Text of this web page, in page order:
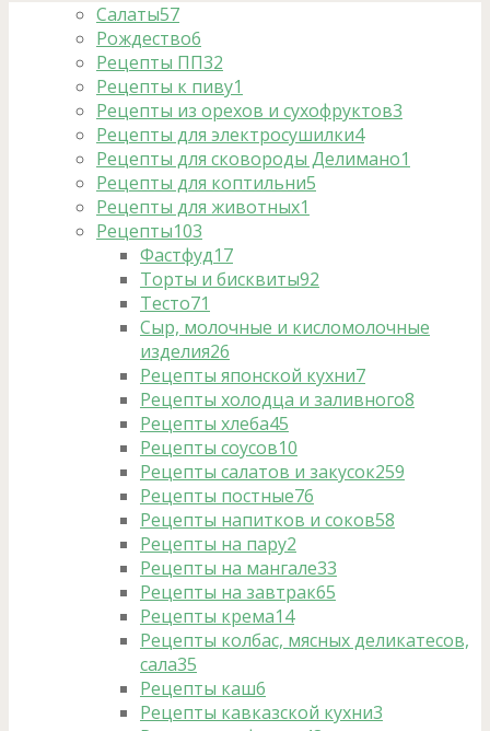
Салаты57
Рождество6
Рецепты ПП32
Рецепты к пиву1
Рецепты из орехов и сухофруктов3
Рецепты для электросушилки4
Рецепты для сковороды Делимано1
Рецепты для коптильни5
Рецепты для животных1
Рецепты103
Фастфуд17
Торты и бисквиты92
Тесто71
Сыр, молочные и кисломолочные
изделия26
Рецепты японской кухни7
Рецепты холодца и заливного8
Рецепты хлеба45
Рецепты соусов10
Рецепты салатов и закусок259
Рецепты постные76
Рецепты напитков и соков58
Рецепты на пару2
Рецепты на мангале33
Рецепты на завтрак65
Рецепты крема14
Рецепты колбас, мясных деликатесов,
сала35
Рецепты каш6
Рецепты кавказской кухни3